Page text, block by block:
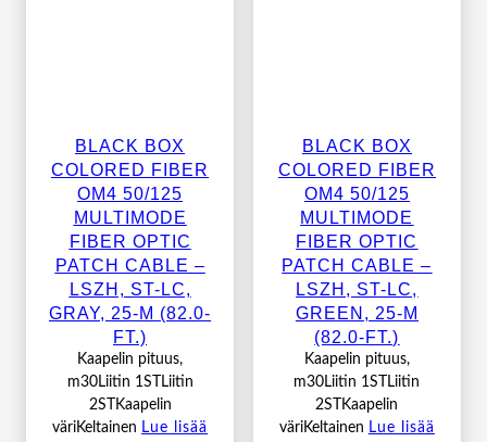
BLACK BOX
COLORED FIBER
OM4 50/125
MULTIMODE
FIBER OPTIC
PATCH CABLE –
LSZH, ST-LC,
GRAY, 25-M (82.0-
FT.)
Kaapelin pituus,
m30Liitin 1STLiitin
2STKaapelin
väriKeltainen Lue lisää
BLACK BOX
COLORED FIBER
OM4 50/125
MULTIMODE
FIBER OPTIC
PATCH CABLE –
LSZH, ST-LC,
GREEN, 25-M
(82.0-FT.)
Kaapelin pituus,
m30Liitin 1STLiitin
2STKaapelin
väriKeltainen Lue lisää